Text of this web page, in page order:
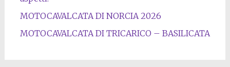
MOTOCAVALCATA DI NORCIA 2026
MOTOCAVALCATA DI TRICARICO – BASILICATA